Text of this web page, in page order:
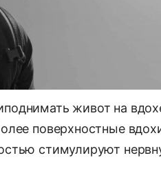
живот на
поверхностные
стимулируют